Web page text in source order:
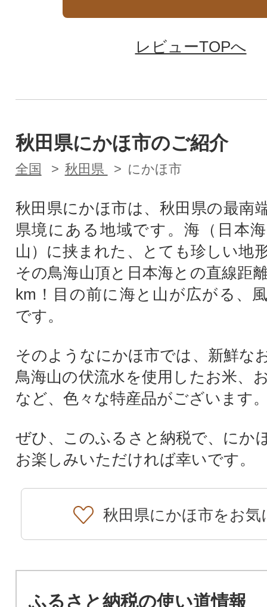
レビューTOPへ
秋田県にかほ市のご紹介
全国 秋田県 にかほ市
秋田県にかほ市は、秋田県の最南
県境にある地域です。海（日本
山）に挟まれた、とても珍しい地
その鳥海山頂と日本海との直線距
km！目の前に海と山が広がる、
です。
そのようなにかほ市では、新鮮な
鳥海山の伏流水を使用したお米、
など、色々な特産品がございます
ぜひ、このふるさと納税で、にか
お楽しみいただければ幸いです。
秋田県にかほ市をお気
ふるさと納税の使い道情報